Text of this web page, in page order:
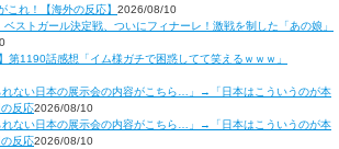
れ！【海外の反応】 2026/08/10
ベストガール決定戦、ついにフィナーレ！激戦を制した「あの娘」
第1190話感想「イム様ガチで困惑してて笑えるｗｗｗ」
れない日本の展示会の内容がこちら…」→「日本はこういうのが本
反応2026/08/10
れない日本の展示会の内容がこちら…」→「日本はこういうのが本
反応2026/08/10